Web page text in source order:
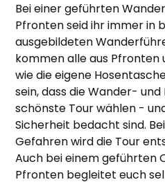
Bei einer geführten
Pfronten seid ihr immer in
ausgebildeten
kommen alle aus Pfronten
wie die eigene
sein, dass die Wander-
schönste Tour wählen -
Sicherheit bedacht sind.
Gefahren wird die Tour
Auch bei einem geführten
Pfronten begleitet euch